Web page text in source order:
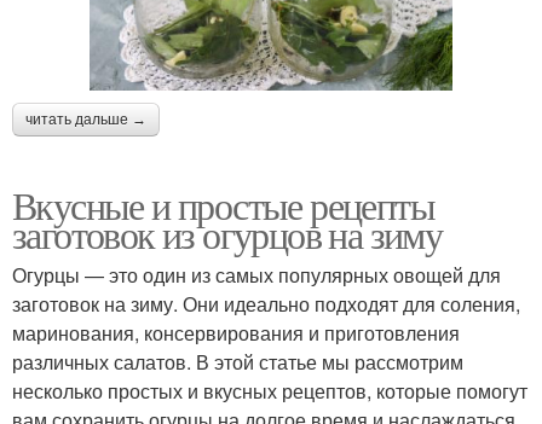
читать дальше →
Вкусные и простые рецепты
заготовок из огурцов на зиму
Огурцы — это один из самых популярных овощей для
заготовок на зиму. Они идеально подходят для соления,
маринования, консервирования и приготовления
различных салатов. В этой статье мы рассмотрим
несколько простых и вкусных рецептов, которые помогут